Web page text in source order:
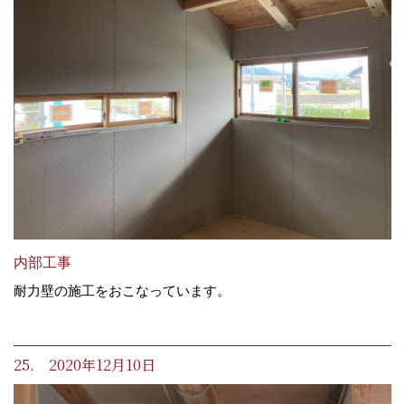
内部工事
耐力壁の施工をおこなっています。
25. 2020年12月10日